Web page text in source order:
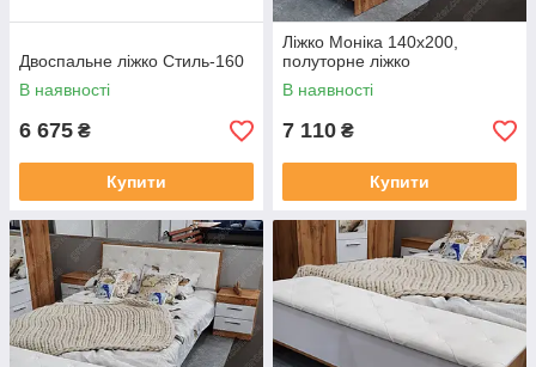
Двоспальне ліжко Стиль-160
В наявності
6 675 ₴
Купити
Ліжко Моніка 140х200,
полуторне ліжко
В наявності
7 110 ₴
Купити